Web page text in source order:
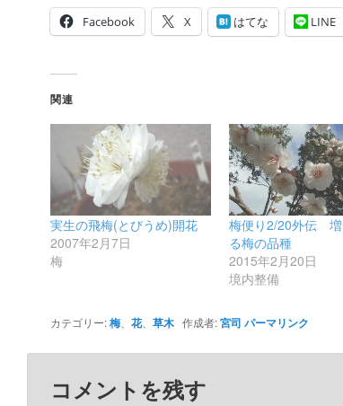
Facebook
X はてな LINE
関連
実生の飛梅(とびうめ)開花
2007年2月7日
梅
梅便り2/20外伝 増
る梅の品種
2015年2月20日
境内整備
カテゴリー:梅、 花、 草木作成者:宮司 パーマリンク
コメントを残す